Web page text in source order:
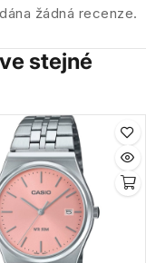
žádná recenze.
stejné